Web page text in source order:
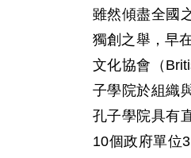
雖然傾盡全國
獨創之舉，早
文化協會（
子學院於組織
孔子學院具有
10個政府單位